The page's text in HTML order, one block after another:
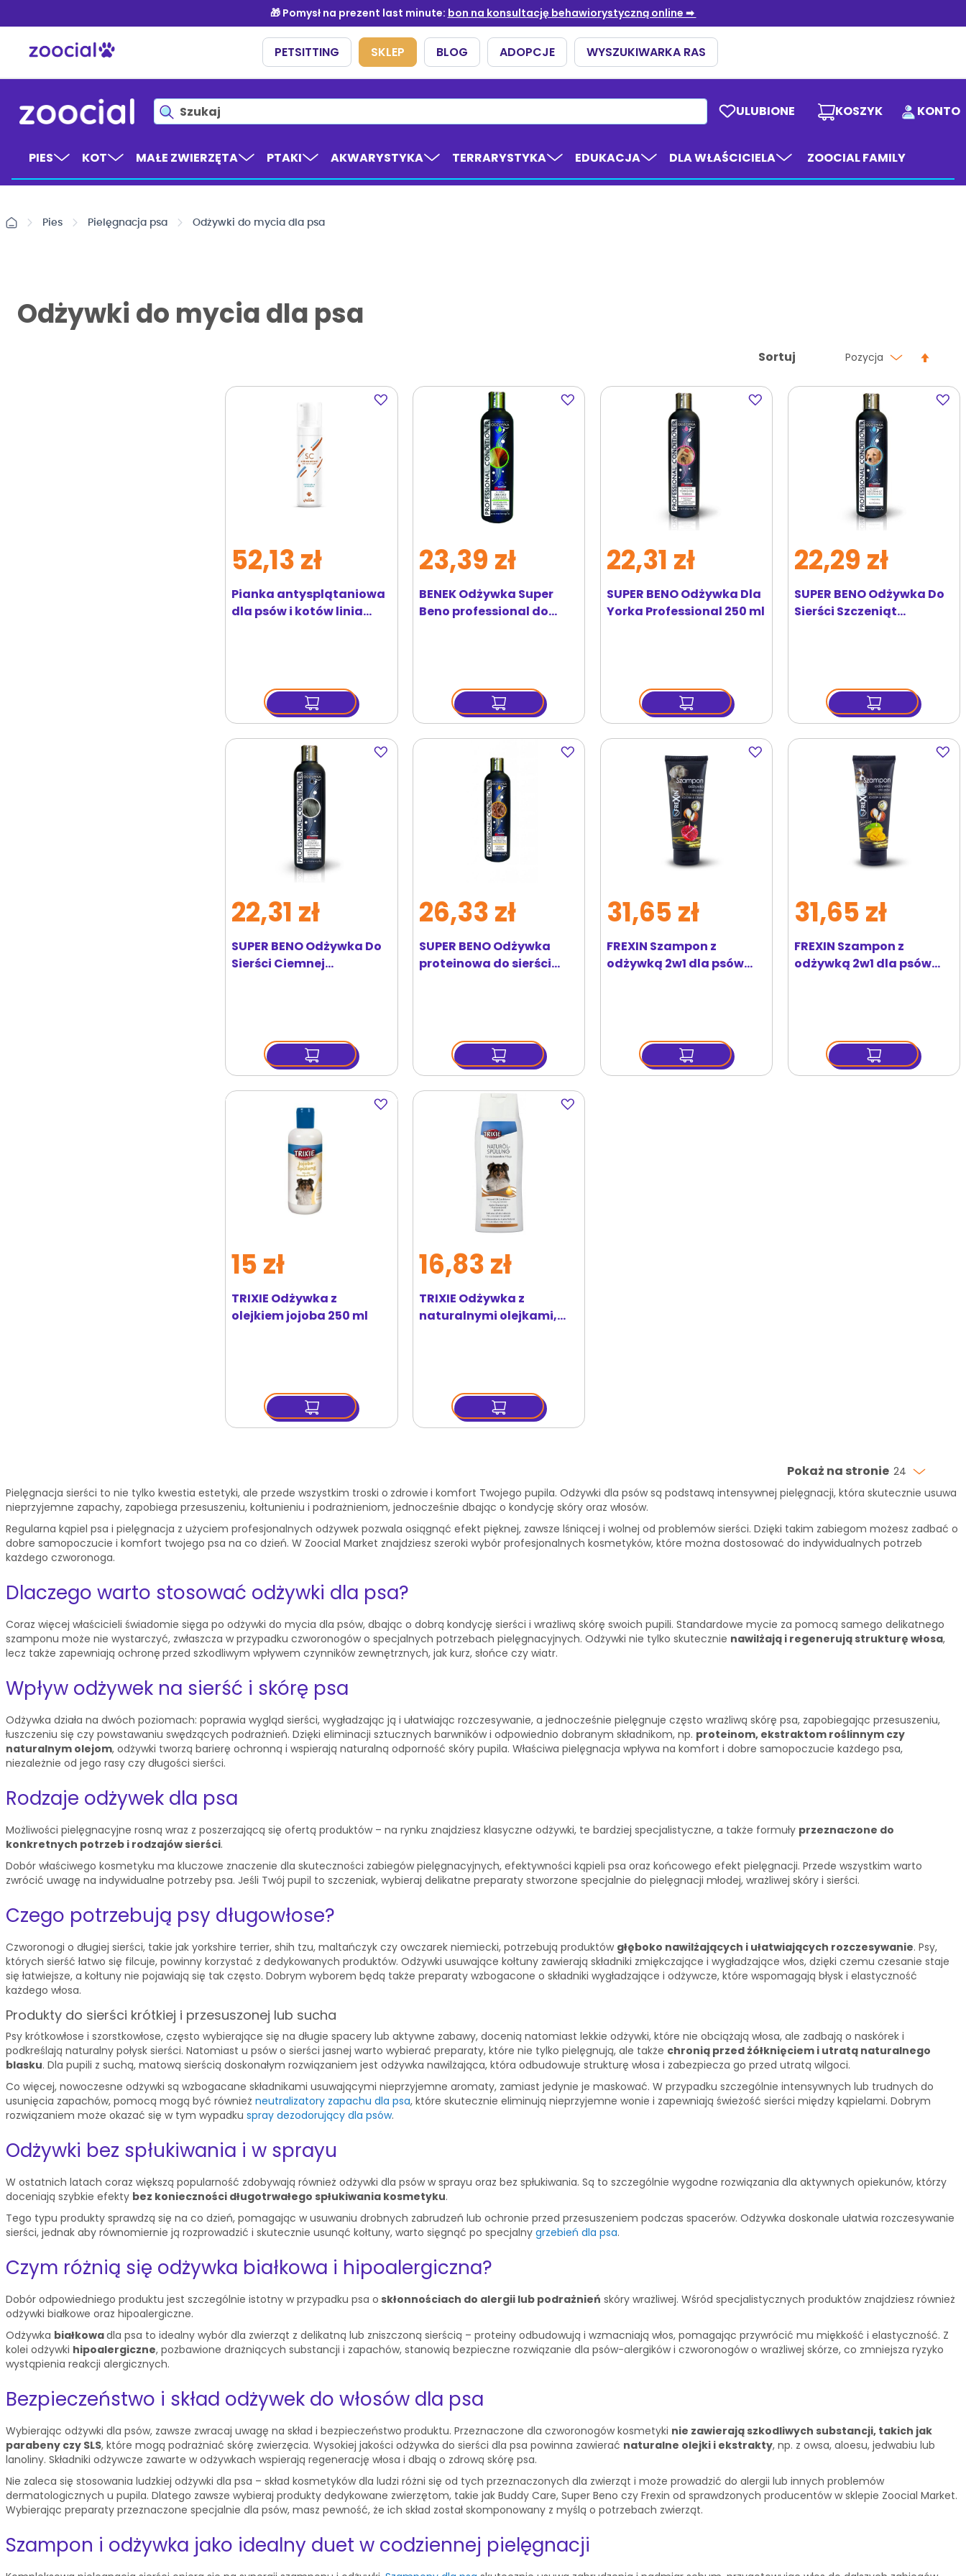
treści
KOSZYK
ULUBIONE KONTO
PIES KOT MAŁE ZWIERZĘTA PTAKI AKWARYSTYKA TERRARYSTYKA EDUKACJA DLA WŁAŚCICIELA ZOOCIAL FAMILY
Pies Pielęgnacja psa Odżywki do mycia dla psa
Odżywki do mycia dla psa
Sortuj Pozycja
Dodaj
do
Pianka antysplątaniowa
dla psów i kotów linia
52,13 zł
Dodaj
do
BENEK Odżywka Super
Beno professional do
23,39 zł
Dodaj
do
SUPER BENO Odżywka Dla
Yorka Professional 250 ml
22,31 zł
Dodaj
do
SUPER BENO Odżywka Do
Sierści Szczeniąt
22,29 zł
Dodaj
do
SUPER BENO Odżywka Do
Sierści Ciemnej
22,31 zł
Dodaj
do
SUPER BENO Odżywka
proteinowa do sierści
26,33 zł
Dodaj
do
FREXIN Szampon z
odżywką 2w1 dla psów
31,65 zł
Dodaj
do
FREXIN Szampon z
odżywką 2w1 dla psów
31,65 zł
Dodaj
do
TRIXIE Odżywka z
olejkiem jojoba 250 ml
15 zł
Dodaj
do
TRIXIE Odżywka z
naturalnymi olejkami,
16,83 zł
Pokaż na stronie 24
Pielęgnacja sierści to nie tylko kwestia estetyki, ale przede wszystkim troski o zdrowie i komfort Twojego pupila. Odżywki dla psów są podstawą intensywnej pielęgnacji, która skutecznie usuwa
nieprzyjemne zapachy, zapobiega przesuszeniu, kołtunieniu i podrażnieniom, jednocześnie dbając o kondycję skóry oraz włosów.
Regularna kąpiel psa i pielęgnacja z użyciem profesjonalnych odżywek pozwala osiągnąć efekt pięknej, zawsze lśniącej i wolnej od problemów sierści. Dzięki takim zabiegom możesz zadbać o
dobre samopoczucie i komfort twojego psa na co dzień. W Zoocial Market znajdziesz szeroki wybór profesjonalnych kosmetyków, które można dostosować do indywidualnych potrzeb
każdego czworonoga.
Dlaczego warto stosować odżywki dla psa?
Coraz więcej właścicieli świadomie sięga po odżywki do mycia dla psów, dbając o dobrą kondycję sierści i wrażliwą skórę swoich pupili. Standardowe mycie za pomocą samego delikatnego
szamponu może nie wystarczyć, zwłaszcza w przypadku czworonogów o specjalnych potrzebach pielęgnacyjnych. Odżywki nie tylko skutecznie nawilżają i regenerują strukturę włosa,
lecz także zapewniają ochronę przed szkodliwym wpływem czynników zewnętrznych, jak kurz, słońce czy wiatr.
Wpływ odżywek na sierść i skórę psa
Odżywka działa na dwóch poziomach: poprawia wygląd sierści, wygładzając ją i ułatwiając rozczesywanie, a jednocześnie pielęgnuje często wrażliwą skórę psa, zapobiegając przesuszeniu,
łuszczeniu się czy powstawaniu swędzących podrażnień. Dzięki eliminacji sztucznych barwników i odpowiednio dobranym składnikom, np. proteinom, ekstraktom roślinnym czy
naturalnym olejom, odżywki tworzą barierę ochronną i wspierają naturalną odporność skóry pupila. Właściwa pielęgnacja wpływa na komfort i dobre samopoczucie każdego psa,
niezależnie od jego rasy czy długości sierści.
Rodzaje odżywek dla psa
Możliwości pielęgnacyjne rosną wraz z poszerzającą się ofertą produktów – na rynku znajdziesz klasyczne odżywki, te bardziej specjalistyczne, a także formuły przeznaczone do
konkretnych potrzeb i rodzajów sierści.
Dobór właściwego kosmetyku ma kluczowe znaczenie dla skuteczności zabiegów pielęgnacyjnych, efektywności kąpieli psa oraz końcowego efekt pielęgnacji. Przede wszystkim warto
zwrócić uwagę na indywidualne potrzeby psa. Jeśli Twój pupil to szczeniak, wybieraj delikatne preparaty stworzone specjalnie do pielęgnacji młodej, wrażliwej skóry i sierści.
Czego potrzebują psy długowłose?
Czworonogi o długiej sierści, takie jak yorkshire terrier, shih tzu, maltańczyk czy owczarek niemiecki, potrzebują produktów głęboko nawilżających i ułatwiających rozczesywanie. Psy,
których sierść łatwo się filcuje, powinny korzystać z dedykowanych produktów. Odżywki usuwające kołtuny zawierają składniki zmiękczające i wygładzające włos, dzięki czemu czesanie staje
się łatwiejsze, a kołtuny nie pojawiają się tak często. Dobrym wyborem będą także preparaty wzbogacone o składniki wygładzające i odżywcze, które wspomagają błysk i elastyczność
każdego włosa.
Produkty do sierści krótkiej i przesuszonej lub sucha
Psy krótkowłose i szorstkowłose, często wybierające się na długie spacery lub aktywne zabawy, docenią natomiast lekkie odżywki, które nie obciążają włosa, ale zadbają o naskórek i
podkreślają naturalny połysk sierści. Natomiast u psów o sierści jasnej warto wybierać preparaty, które nie tylko pielęgnują, ale także chronią przed żółknięciem i utratą naturalnego
blasku. Dla pupili z suchą, matową sierścią doskonałym rozwiązaniem jest odżywka nawilżająca, która odbudowuje strukturę włosa i zabezpiecza go przed utratą wilgoci.
Co więcej, nowoczesne odżywki są wzbogacane składnikami usuwającymi nieprzyjemne aromaty, zamiast jedynie je maskować. W przypadku szczególnie intensywnych lub trudnych do
usunięcia zapachów, pomocą mogą być również neutralizatory zapachu dla psa, które skutecznie eliminują nieprzyjemne wonie i zapewniają świeżość sierści między kąpielami. Dobrym
rozwiązaniem może okazać się w tym wypadku spray dezodorujący dla psów.
Odżywki bez spłukiwania i w sprayu
W ostatnich latach coraz większą popularność zdobywają również odżywki dla psów w sprayu oraz bez spłukiwania. Są to szczególnie wygodne rozwiązania dla aktywnych opiekunów, którzy
doceniają szybkie efekty bez konieczności długotrwałego spłukiwania kosmetyku.
Tego typu produkty sprawdzą się na co dzień, pomagając w usuwaniu drobnych zabrudzeń lub ochronie przed przesuszeniem podczas spacerów. Odżywka doskonale ułatwia rozczesywanie
sierści, jednak aby równomiernie ją rozprowadzić i skutecznie usunąć kołtuny, warto sięgnąć po specjalny grzebień dla psa.
Czym różnią się odżywka białkowa i hipoalergiczna?
Dobór odpowiedniego produktu jest szczególnie istotny w przypadku psa o skłonnościach do alergii lub podrażnień skóry wrażliwej. Wśród specjalistycznych produktów znajdziesz również
odżywki białkowe oraz hipoalergiczne.
Odżywka białkowadla psa to idealny wybór dla zwierząt z delikatną lub zniszczoną sierścią – proteiny odbudowują i wzmacniają włos, pomagając przywrócić mu miękkość i elastyczność. Z
kolei odżywki hipoalergiczne, pozbawione drażniących substancji i zapachów, stanowią bezpieczne rozwiązanie dla psów-alergików i czworonogów o wrażliwej skórze, co zmniejsza ryzyko
wystąpienia reakcji alergicznych.
Bezpieczeństwo i skład odżywek do włosów dla psa
Wybierając odżywki dla psów, zawsze zwracaj uwagę na skład i bezpieczeństwo produktu. Przeznaczone dla czworonogów kosmetyki nie zawierają szkodliwych substancji, takich jak
parabeny czy SLS, które mogą podrażniać skórę zwierzęcia. Wysokiej jakości odżywka do sierści dla psa powinna zawierać naturalne olejki i ekstrakty, np. z owsa, aloesu, jedwabiu lub
lanoliny. Składniki odżywcze zawarte w odżywkach wspierają regenerację włosa i dbają o zdrową skórę psa.
Nie zaleca się stosowania ludzkiej odżywki dla psa – skład kosmetyków dla ludzi różni się od tych przeznaczonych dla zwierząt i może prowadzić do alergii lub innych problemów
dermatologicznych u pupila. Dlatego zawsze wybieraj produkty dedykowane zwierzętom, takie jak Buddy Care, Super Beno czy Frexin od sprawdzonych producentów w sklepie Zoocial Market.
Wybierając preparaty przeznaczone specjalnie dla psów, masz pewność, że ich skład został skomponowany z myślą o potrzebach zwierząt.
Szampon i odżywka jako idealny duet w codziennej pielęgnacji